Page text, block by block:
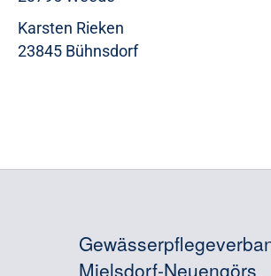
Karsten Rieken
23845 Bühnsdorf
Mielsdorf-Neuengörs